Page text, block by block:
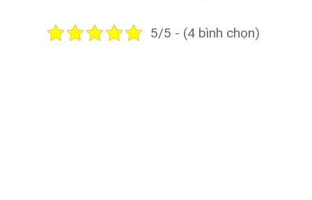
5/5 - (4 bình chọn)